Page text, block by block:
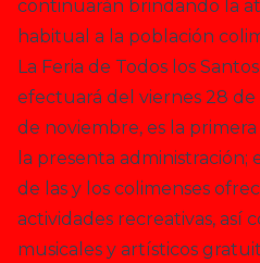
continuarán brindando la
habitual a la población
La Feria de Todos los
efectuará del viernes 28
de noviembre, es la
la presenta administración;
de las y los colimenses
actividades recreativas, así
musicales y artísticos